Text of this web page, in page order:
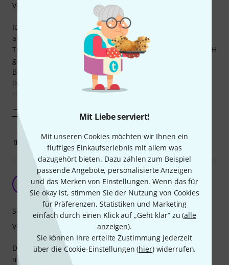
Mit Liebe serviert!
Mit unseren Cookies möchten wir Ihnen ein
fluffiges Einkaufserlebnis mit allem was
dazugehört bieten. Dazu zählen zum Beispiel
passende Angebote, personalisierte Anzeigen
und das Merken von Einstellungen. Wenn das für
Sie okay ist, stimmen Sie der Nutzung von Cookies
für Präferenzen, Statistiken und Marketing
einfach durch einen Klick auf „Geht klar“ zu (alle
anzeigen).
Sie können Ihre erteilte Zustimmung jederzeit
über die Cookie-Einstellungen (hier) widerrufen.
Ich experimentiere seit geraumer Zeit an einem
aufgepimpten China -5 Saiter Bass rum. Neben Brigde,
Tuner und EQ habe ich mir preisintensive DR Strings von TH
gegönnt, roundwound und stainless. Da auf den anderen
Bässen Flats sind, wollte ich hier mal die rundgewickelten
länger probieren. Bespielbarkeit sehr gut, Geräusche war
klar, Sound O.K - aber B und E klangen
Verarbeitung
0 0
Leider zu unausgewogen
Face Cancellation 27.07.2026
Die G, D und A Saiten klingen viel länger viel heller und
mehr nach Roundwound, als die E Saite. Wenn das B dazu
Sound
Verarbeitung